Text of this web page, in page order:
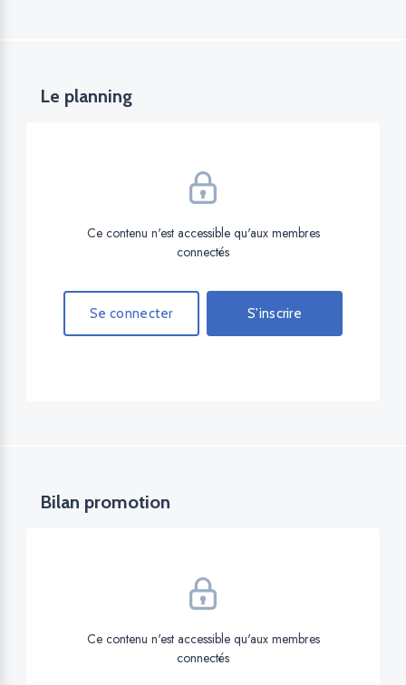
Le planning
Ce contenu n'est accessible qu'aux membres
connectés
Se connecter S'inscrire
Bilan promotion
Ce contenu n'est accessible qu'aux membres
connectés